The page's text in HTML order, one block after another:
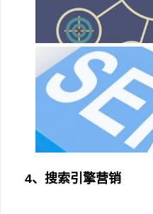
4、搜索引擎营销